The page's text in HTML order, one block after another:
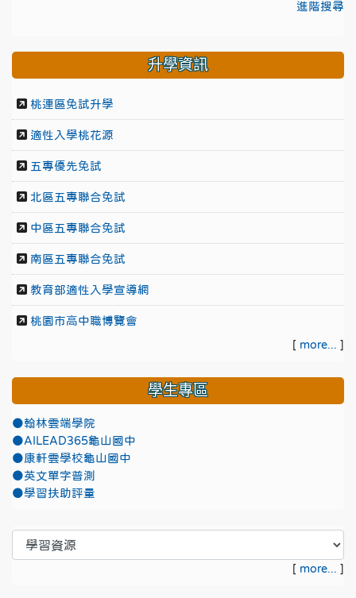
進階搜尋
升學資訊
桃連區免試升學
適性入學桃花源
五專優先免試
北區五專聯合免試
中區五專聯合免試
南區五專聯合免試
教育部適性入學宣導網
桃園市高中職博覽會
[ more... ]
學生專區
●翰林雲端學院
●AILEAD365龜山國中
●康軒雲學校龜山國中
●英文單字普測
●學習扶助評量
[ more... ]